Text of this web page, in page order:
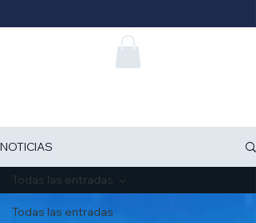
NOTICIAS
Todas las entradas
Todas las entradas